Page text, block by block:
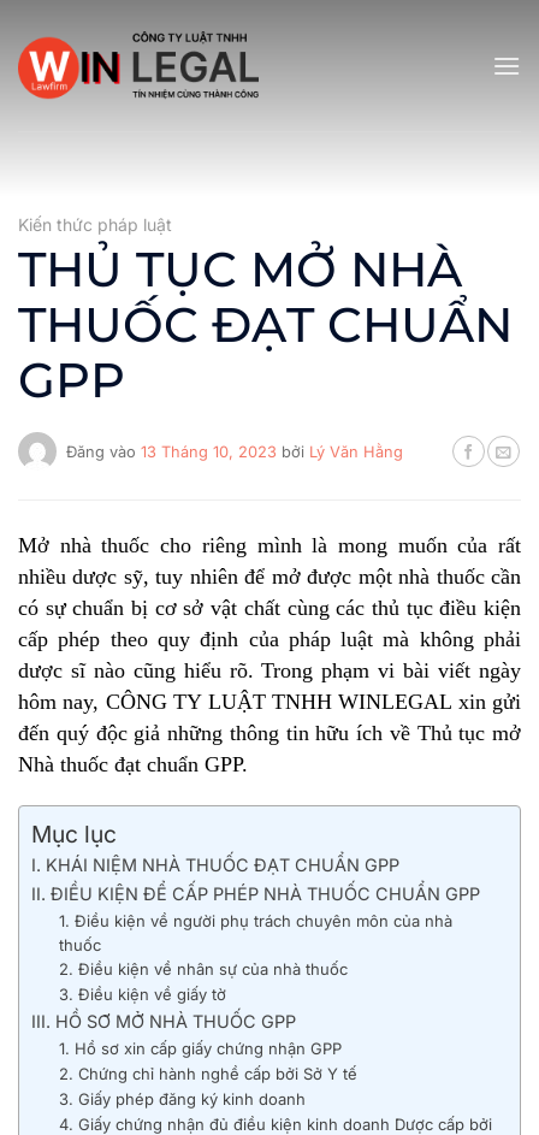
qua
nội
dung
Kiến thức pháp luật
THỦ TỤC MỞ NHÀ
THUỐC ĐẠT CHUẨN
GPP
Đăng vào 13 Tháng 10, 2023 bởi Lý Văn Hằng
Mở nhà thuốc cho riêng mình là mong muốn của rất
nhiều dược sỹ, tuy nhiên để mở được một nhà thuốc cần
có sự chuẩn bị cơ sở vật chất cùng các thủ tục điều kiện
cấp phép theo quy định của pháp luật mà không phải
dược sĩ nào cũng hiểu rõ.Trong phạm vi bài viết ngày
hôm nay, CÔNG TY LUẬT TNHH WINLEGAL xin gửi
đến quý độc giả những thông tin hữu ích về Thủ tục mở
Nhà thuốc đạt chuẩn GPP.
Mục lục
I. KHÁI NIỆM NHÀ THUỐC ĐẠT CHUẨN GPP
II. ĐIỀU KIỆN ĐỂ CẤP PHÉP NHÀ THUỐC CHUẨN GPP
1. Điều kiện về người phụ trách chuyên môn của nhà
thuốc
2. Điều kiện về nhân sự của nhà thuốc
3. Điều kiện về giấy tờ
III. HỒ SƠ MỞ NHÀ THUỐC GPP
1. Hồ sơ xin cấp giấy chứng nhận GPP
2. Chứng chỉ hành nghề cấp bởi Sở Y tế
3. Giấy phép đăng ký kinh doanh
4. Giấy chứng nhận đủ điều kiện kinh doanh Dược cấp bởi